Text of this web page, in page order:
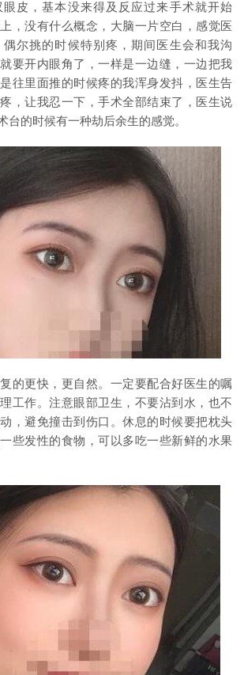
皮，基本没来得及反应过来手术就开始
，没有什么概念，大脑一片空白，感觉医
尔挑的时候特别疼，期间医生会和我沟
要开内眼角了，一样是一边缝，一边把我
往里面推的时候疼的我浑身发抖，医生告
，让我忍一下，手术全部结束了，医生说
台的时候有一种劫后余生的感觉。
更快，更自然。一定要配合好医生的嘱
工作。注意眼部卫生，不要沾到水，也不
，避免撞击到伤口。休息的时候要把枕头
些发性的食物，可以多吃一些新鲜的水果